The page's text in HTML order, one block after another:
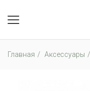
Главная Аксессуары